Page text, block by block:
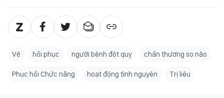
Vẽ hồi phục người bệnh đột quỵ chấn thương sọ não
Phục hồi Chức năng hoạt động tình nguyện Trị liệu